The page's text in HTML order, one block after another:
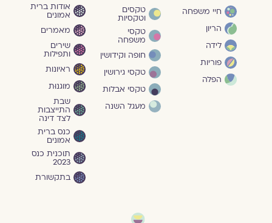
חיי משפחה
הריון
לידה
פוריות
הפלה
טקסים
וטקסיות
טקסי
משפחה
חופה וקידושין
טקסי גירושין
טקסי אבלות
מעגל השנה
אודות ברית
אמונים
מאמרים
שירים
ותפילות
ראיונות
מוגנוּת
שבת
התייצבות
לצד דינה
כנס ברית
אמונים
תוכנית כנס
2023
בתקשורת